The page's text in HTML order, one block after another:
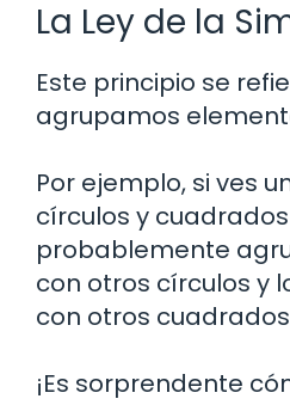
La Ley de la
Este principio se
agrupamos
Por ejemplo, si ves
círculos y
probablemente
con otros círculos y
con otros
¡Es sorprendente